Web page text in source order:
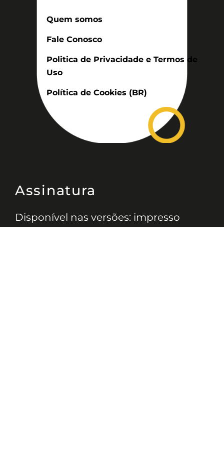
Quem somos
Fale Conosco
Politica de Privacidade e Termos de
Uso
Política de Cookies (BR)
Assinatura
Disponível nas versões: impresso